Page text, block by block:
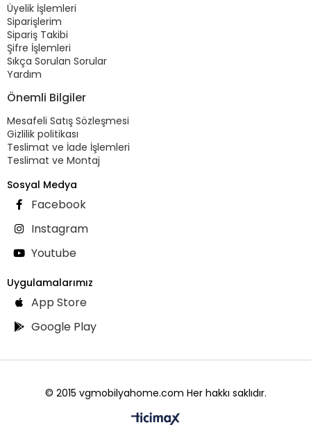
Üyelik İşlemleri
Siparişlerim
Sipariş Takibi
Şifre İşlemleri
Sıkça Sorulan Sorular
Yardım
Önemli Bilgiler
Mesafeli Satış Sözleşmesi
Gizlilik politikası
Teslimat ve İade İşlemleri
Teslimat ve Montaj
Sosyal Medya
Facebook
Instagram
Youtube
Uygulamalarımız
App Store
Google Play
© 2015 vgmobilyahome.com Her hakkı saklıdır.